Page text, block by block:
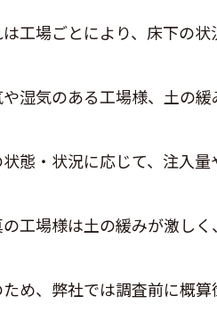
工場ごとにより、床下の状
湿気のある工場様、土の
態・状況に応じて、注入量
工場様は土の緩みが激し
ため、弊社では調査前に概